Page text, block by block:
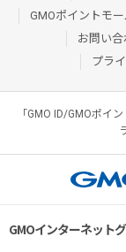
GMOポイントモー
お問い合
プラ
「GMO ID/GMOポイ
GMOインターネット